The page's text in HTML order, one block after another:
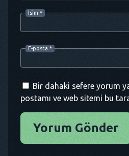
İsim *
E-posta *
Bir dahaki sefere yorum
postamı ve web sitemi bu
Yorum Gönder